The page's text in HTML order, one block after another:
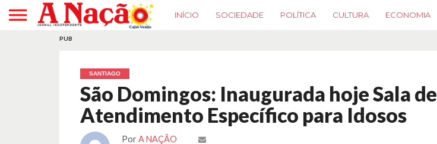
INÍCIO SOCIEDADE POLÍTICA CULTURA ECONOMIA
PUB
SANTIAGO
São Domingos: Inaugurada hoje Sala de
Atendimento Específico para Idosos
Por A NAÇÃO